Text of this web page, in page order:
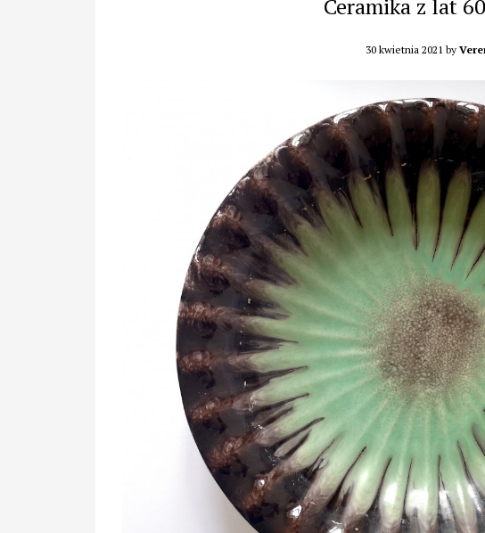
Ceramika z lat
30 kwietnia 2021 by